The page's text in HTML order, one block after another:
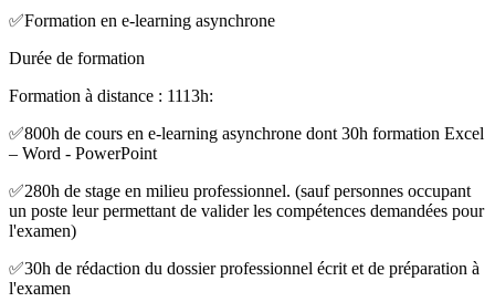
✅Formation en e-learning asynchrone
Durée de formation
Formation à distance : 1113h:
✅800h de cours en e-learning asynchrone dont 30h formation Excel
– Word - PowerPoint
✅280h de stage en milieu professionnel. (sauf personnes occupant
un poste leur permettant de valider les compétences demandées pour
l'examen)
✅30h de rédaction du dossier professionnel écrit et de préparation à
l'examen